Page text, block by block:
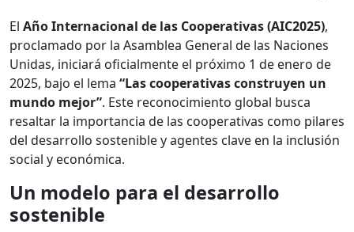
El Año Internacional de las Cooperativas (AIC2025),
proclamado por la Asamblea General de las Naciones
Unidas, iniciará oficialmente el próximo 1 de enero de
2025, bajo el lema “Las cooperativas construyen un
mundo mejor”. Este reconocimiento global busca
resaltar la importancia de las cooperativas como pilares
del desarrollo sostenible y agentes clave en la inclusión
social y económica.
Un modelo para el desarrollo
sostenible